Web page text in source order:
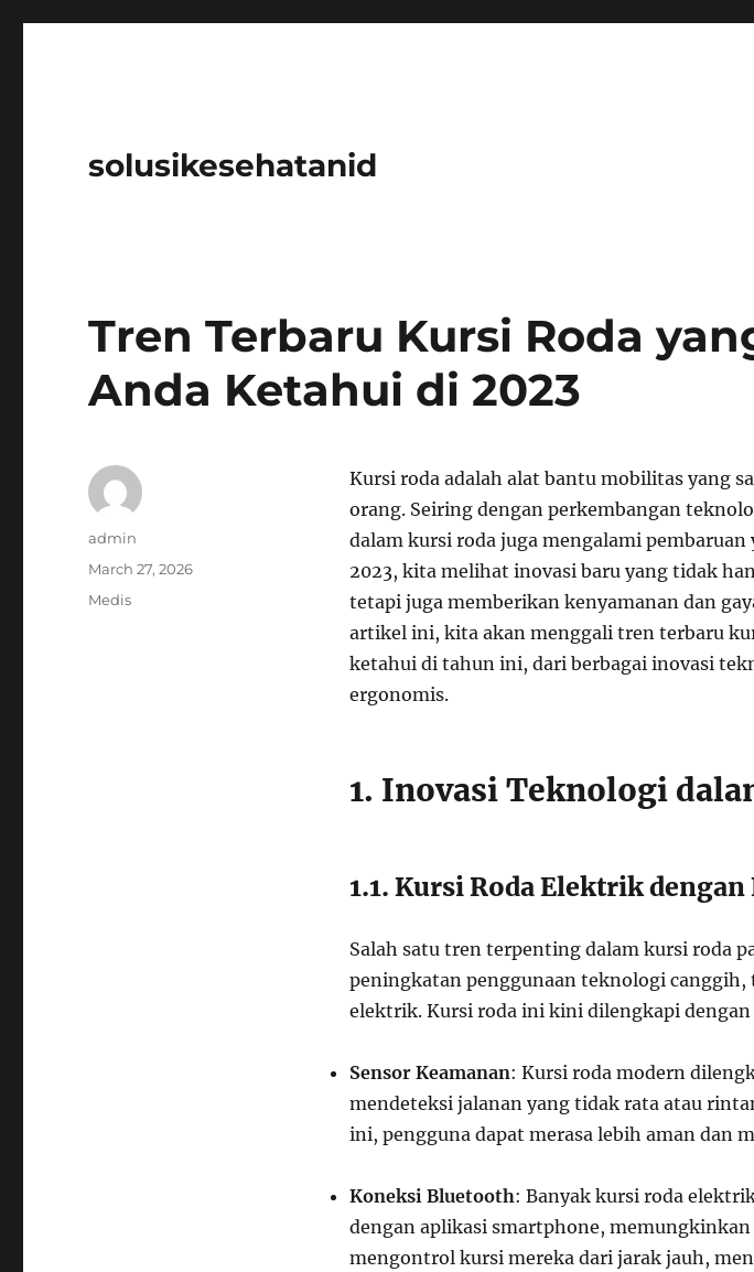
solusikesehatanid
Tren Terbaru Kursi Roda
Anda Ketahui di 2023
Kursi roda adalah alat bantu mobilitas yang
orang. Seiring dengan perkembangan
dalam kursi roda juga mengalami pembaruan
2023, kita melihat inovasi baru yang tidak
tetapi juga memberikan kenyamanan dan
artikel ini, kita akan menggali tren terbaru
ketahui di tahun ini, dari berbagai inovasi
ergonomis.
1. Inovasi Teknologi
1.1. Kursi Roda Elektrik
Salah satu tren terpenting dalam kursi roda
peningkatan penggunaan teknologi canggih,
elektrik. Kursi roda ini kini dilengkapi
Sensor Keamanan: Kursi roda modern
mendeteksi jalanan yang tidak rata atau
ini, pengguna dapat merasa lebih aman dan
Koneksi Bluetooth: Banyak kursi roda
dengan aplikasi smartphone,
mengontrol kursi mereka dari jarak jauh,
Author
admin
Posted
March 27, 2026
Categories
Medis